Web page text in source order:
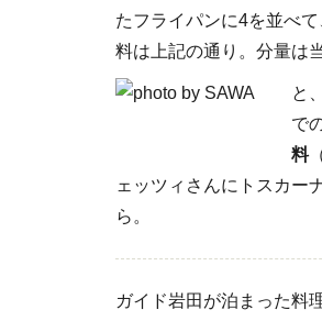
たフライパンに4を並べ
料は上記の通り。分量は
と
で
料
ェッツィさんにトスカー
ら。
ガイド岩田が泊まった料